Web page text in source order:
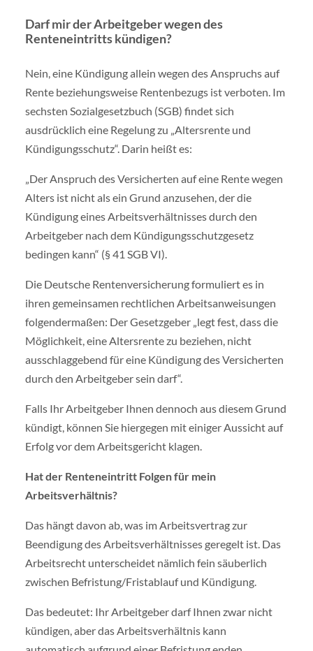
Darf mir der Arbeitgeber wegen des
Renteneintritts kündigen?
Nein, eine Kündigung allein wegen des Anspruchs auf
Rente beziehungsweise Rentenbezugs ist verboten. Im
sechsten Sozialgesetzbuch (SGB) findet sich
ausdrücklich eine Regelung zu „Altersrente und
Kündigungsschutz“. Darin heißt es:
„Der Anspruch des Versicherten auf eine Rente wegen
Alters ist nicht als ein Grund anzusehen, der die
Kündigung eines Arbeitsverhältnisses durch den
Arbeitgeber nach dem Kündigungsschutzgesetz
bedingen kann“ (§ 41 SGB VI).
Die Deutsche Rentenversicherung formuliert es in
ihren gemeinsamen rechtlichen Arbeitsanweisungen
folgendermaßen: Der Gesetzgeber „legt fest, dass die
Möglichkeit, eine Altersrente zu beziehen, nicht
ausschlaggebend für eine Kündigung des Versicherten
durch den Arbeitgeber sein darf“.
Falls Ihr Arbeitgeber Ihnen dennoch aus diesem Grund
kündigt, können Sie hiergegen mit einiger Aussicht auf
Erfolg vor dem Arbeitsgericht klagen.
Hat der Renteneintritt Folgen für mein
Arbeitsverhältnis?
Das hängt davon ab, was im Arbeitsvertrag zur
Beendigung des Arbeitsverhältnisses geregelt ist. Das
Arbeitsrecht unterscheidet nämlich fein säuberlich
zwischen Befristung/Fristablauf und Kündigung.
Das bedeutet: Ihr Arbeitgeber darf Ihnen zwar nicht
kündigen, aber das Arbeitsverhältnis kann